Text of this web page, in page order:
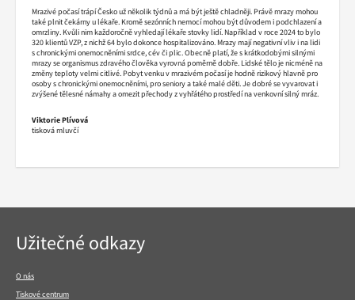
Mrazivé počasí trápí Česko už několik týdnů a má být ještě chladněji. Právě mrazy mohou
také plnit čekárny u lékaře. Kromě sezónních nemocí mohou být důvodem i podchlazení a
omrzliny. Kvůli nim každoročně vyhledají lékaře stovky lidí. Například v roce 2024 to bylo
320 klientů VZP, z nichž 64 bylo dokonce hospitalizováno. Mrazy mají negativní vliv i na lidi
s chronickými onemocněními srdce, cév či plic. Obecně platí, že s krátkodobými silnými
mrazy se organismus zdravého člověka vyrovná poměrně dobře. Lidské tělo je nicméně na
změny teploty velmi citlivé. Pobyt venku v mrazivém počasí je hodně rizikový hlavně pro
osoby s chronickými onemocněními, pro seniory a také malé děti. Je dobré se vyvarovat i
zvýšené tělesné námahy a omezit přechody z vyhřátého prostředí na venkovní silný mráz.
Viktorie Plívová
tisková mluvčí
Navigace
v
Užitečné odkazy
O nás
Tiskové centrum